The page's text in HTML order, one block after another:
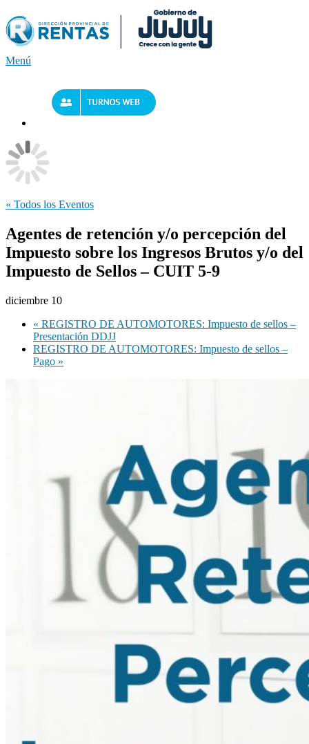
al
contenido
Menú
« Todos los Eventos
Agentes de retención y/o percepción del
Impuesto sobre los Ingresos Brutos y/o del
Impuesto de Sellos – CUIT 5-9
diciembre 10
« REGISTRO DE AUTOMOTORES: Impuesto de sellos –
Presentación DDJJ
REGISTRO DE AUTOMOTORES: Impuesto de sellos –
Pago »